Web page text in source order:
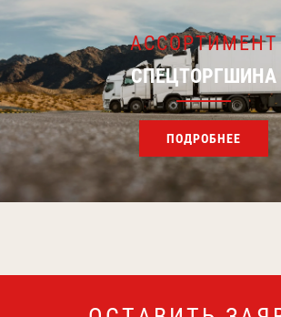
АССОРТИМЕНТ
СПЕЦТОРГШИНА
ПОДРОБНЕЕ